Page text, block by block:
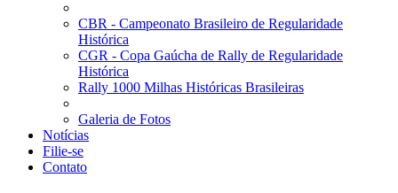
CBR - Campeonato Brasileiro de Regularidade
Histórica
CGR - Copa Gaúcha de Rally de Regularidade
Histórica
Rally 1000 Milhas Históricas Brasileiras
Galeria de Fotos
Notícias
Filie-se
Contato